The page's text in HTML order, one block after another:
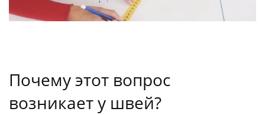
Почему этот вопрос
возникает у швей?